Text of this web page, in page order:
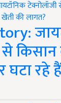
से
घटा रहे